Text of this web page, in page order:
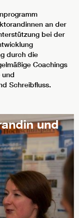
an der
bei der
durch die
Coachings
und
Schreibfluss.
und